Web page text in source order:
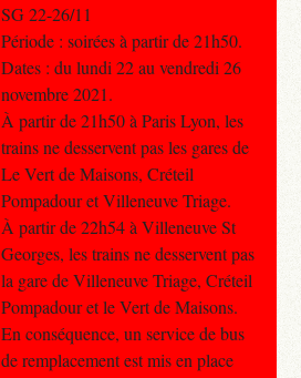
SG 22-26/11
Période : soirées à partir de 21h50.
Dates : du lundi 22 au vendredi 26
novembre 2021.
À partir de 21h50 à Paris Lyon, les
trains ne desservent pas les gares de
Le Vert de Maisons, Créteil
Pompadour et Villeneuve Triage.
À partir de 22h54 à Villeneuve St
Georges, les trains ne desservent pas
la gare de Villeneuve Triage, Créteil
Pompadour et le Vert de Maisons.
En conséquence, un service de bus
de remplacement est mis en place